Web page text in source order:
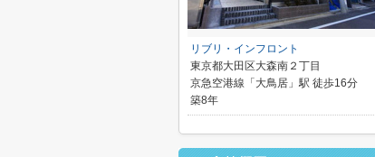
リブリ・インフロント
東京都大田区大森南２丁目
京急空港線「大鳥居」駅 徒歩16分
築8年